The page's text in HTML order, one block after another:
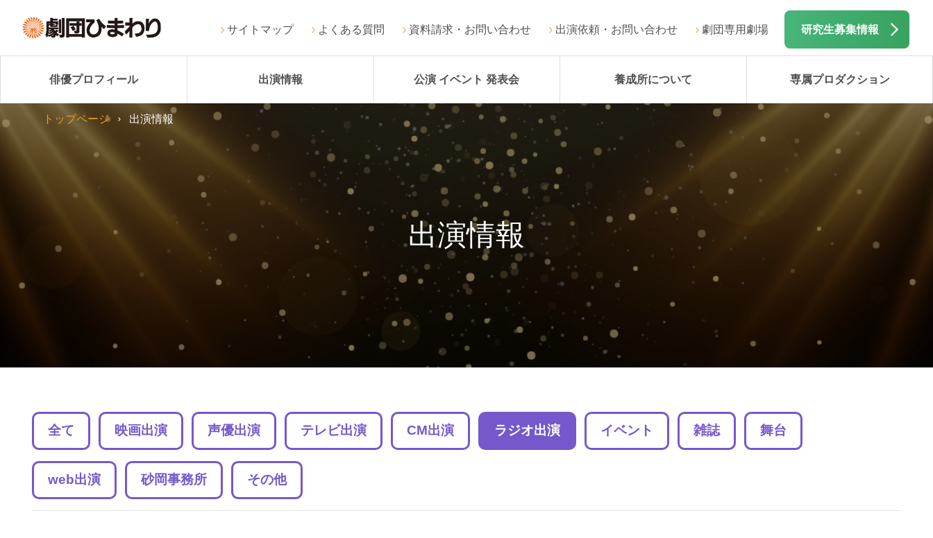
サイトマップ よくある質問 資料請求・お問い合わせ 出演依頼・お問い合わせ 劇団専用劇場 研究生募集情報
俳優プロフィール 出演情報 公演 イベント 発表会 養成所について 専属プロダクション
出演情報
トップページ 出演情報
全て 映画出演 声優出演 テレビ出演 CM出演 ラジオ出演 イベント 雑誌 舞台
web出演 砂岡事務所 その他